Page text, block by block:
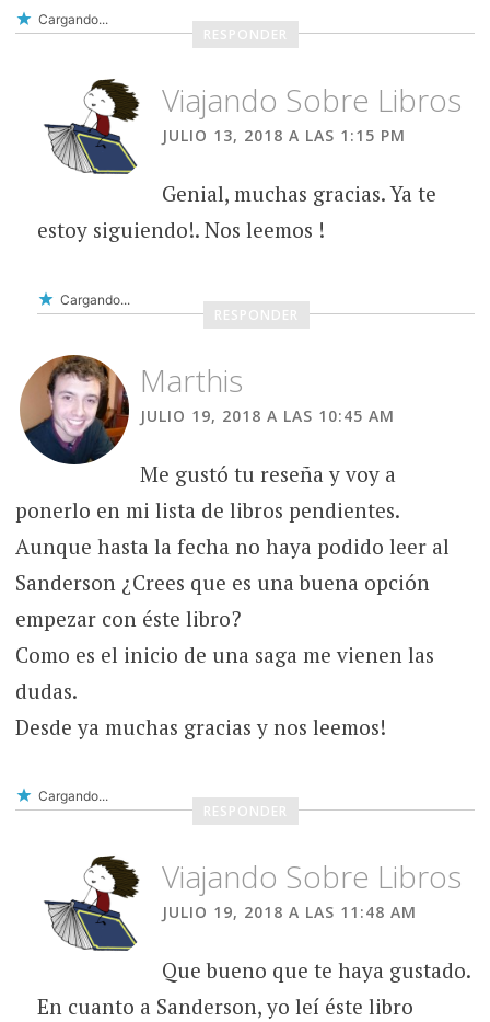
Cargando...
RESPONDER
Viajando Sobre Libros
JULIO 13, 2018 A LAS 1:15 PM
Genial, muchas gracias. Ya te
estoy siguiendo!. Nos leemos !
Cargando...
RESPONDER
Marthis
JULIO 19, 2018 A LAS 10:45 AM
Me gustó tu reseña y voy a
ponerlo en mi lista de libros pendientes.
Aunque hasta la fecha no haya podido leer al
Sanderson ¿Crees que es una buena opción
empezar con éste libro?
Como es el inicio de una saga me vienen las
dudas.
Desde ya muchas gracias y nos leemos!
Cargando...
RESPONDER
Viajando Sobre Libros
JULIO 19, 2018 A LAS 11:48 AM
Que bueno que te haya gustado.
En cuanto a Sanderson, yo leí éste libro